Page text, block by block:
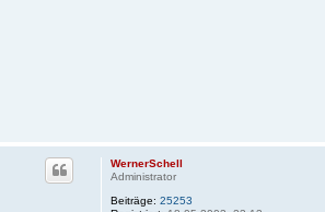
WernerSchell
Administrator
Beiträge: 25253